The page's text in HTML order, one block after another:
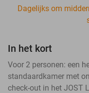
Dagelijks om
In het kort
Voor 2 personen: een
standaardkamer met
check-out in het JOST